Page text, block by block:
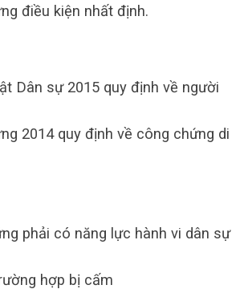
điều kiện nhất định.
Dân sự 2015 quy định về người
2014 quy định về công chứng di
phải có năng lực hành vi dân sự
hợp bị cấm